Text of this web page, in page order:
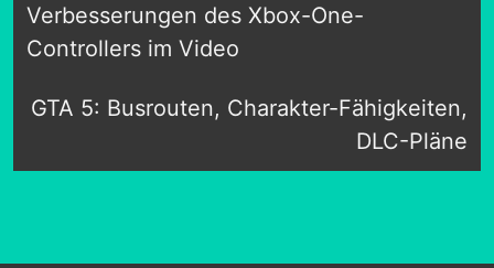
Verbesserungen des Xbox-One-
Controllers im Video
GTA 5: Busrouten, Charakter-Fähigkeiten,
DLC-Pläne